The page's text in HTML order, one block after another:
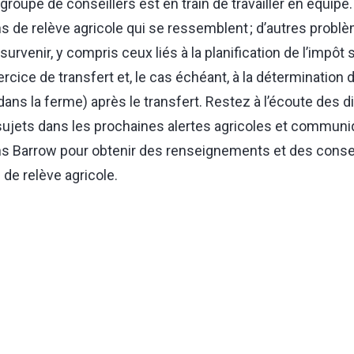
de conseillers est en train de travailler en équipe.
de relève agricole qui se ressemblent ; d’autres
y compris ceux liés à la planification de l’impôt
de transfert et, le cas échéant, à la détermination
la ferme) après le transfert. Restez à l’écoute des
dans les prochaines alertes agricoles et
Barrow pour obtenir des renseignements et des
de relève agricole.